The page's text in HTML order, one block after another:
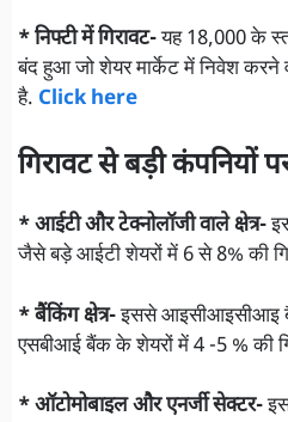
* निफ्टी में गिरावट-यह 18,000 के
बंद हुआ जो शेयर मार्केट में निवेश करने
है. Click here
गिरावट से बड़ी कंपनियों
* आईटी और टेक्नोलॉजी वाले क्षेत्र-
जैसे बड़े आईटी शेयरों में 6 से 8% की
* बैंकिंग क्षेत्र-इससे आइसीआइसीआइ
एसबीआई बैंक के शेयरों में 4 -5 % की
* ऑटोमोबाइल और एनर्जी सेक्टर-